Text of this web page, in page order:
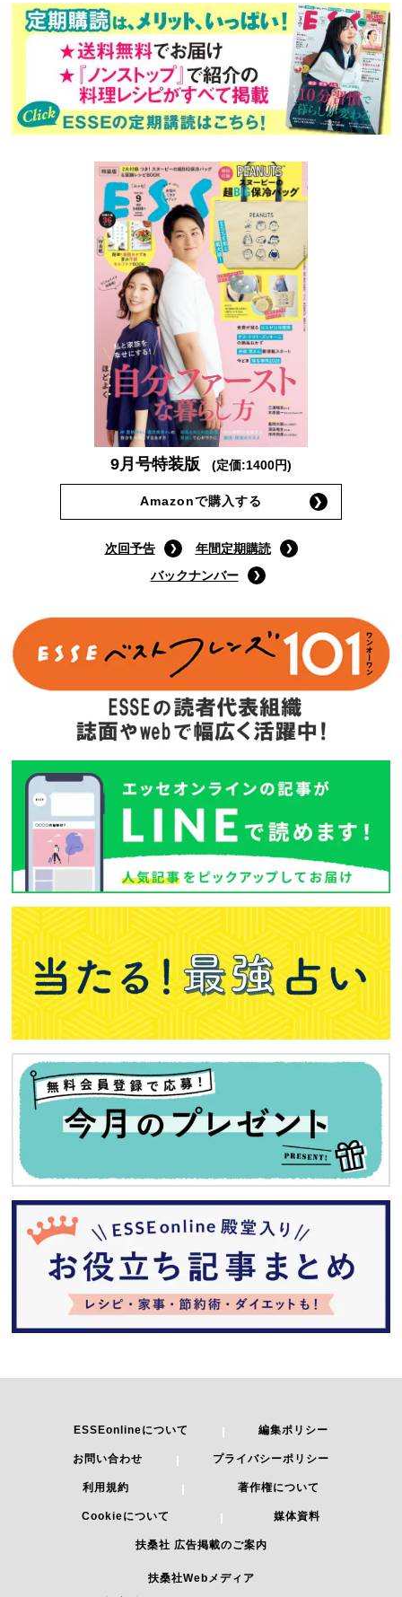
9月号特装版 (定価:1400円)
Amazonで購入する
次回予告
年間定期購読
バックナンバー
ESSEonlineについて 編集ポリシー
お問い合わせ プライバシーポリシー
利用規約 著作権について
Cookieについて 媒体資料
扶桑社 広告掲載のご案内
扶桑社Webメディア